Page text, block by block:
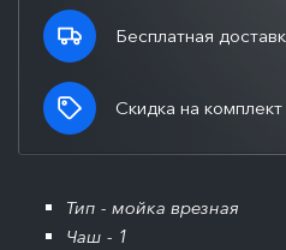
Бесплатная
Скидка на комплект
Тип - мойка врезная
Чаш - 1